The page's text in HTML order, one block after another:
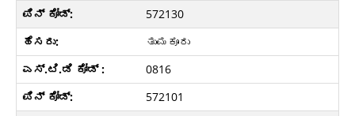
572130
ತುಮಕೂರು
0816
572101